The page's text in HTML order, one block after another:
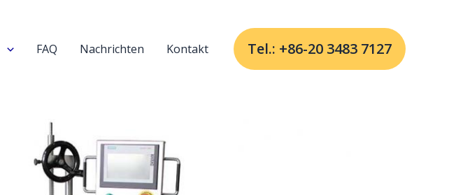
FAQ Nachrichten Kontakt Tel.: +86-20 3483 7127